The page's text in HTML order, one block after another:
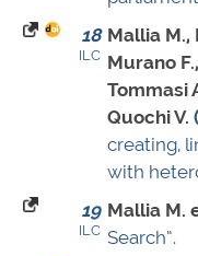
18
ILC
Mallia M.,
Murano
Tommasi
Quochi V.
creating,
with
19
ILC
Mallia M.
Search”.